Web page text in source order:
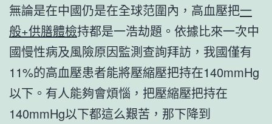
無論是在中國仍是在全球范圍內，高血壓把一
般+供膳體檢持都是一浩劫題。依據比來一次中
國慢性病及風險原因監測查詢拜訪，我國僅有
11%的高血壓患者能將壓縮壓把持在140mmHg
以下。有人能夠會煩惱，把壓縮壓把持在
140mmHg以下都這么艱苦，那下降到